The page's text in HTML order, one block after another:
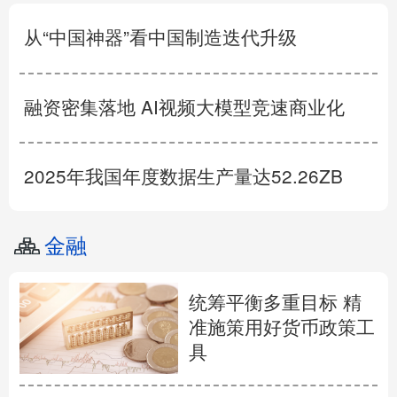
从“中国神器”看中国制造迭代升级
融资密集落地 AI视频大模型竞速商业化
2025年我国年度数据生产量达52.26ZB
金融
统筹平衡多重目标 精
准施策用好货币政策工
具